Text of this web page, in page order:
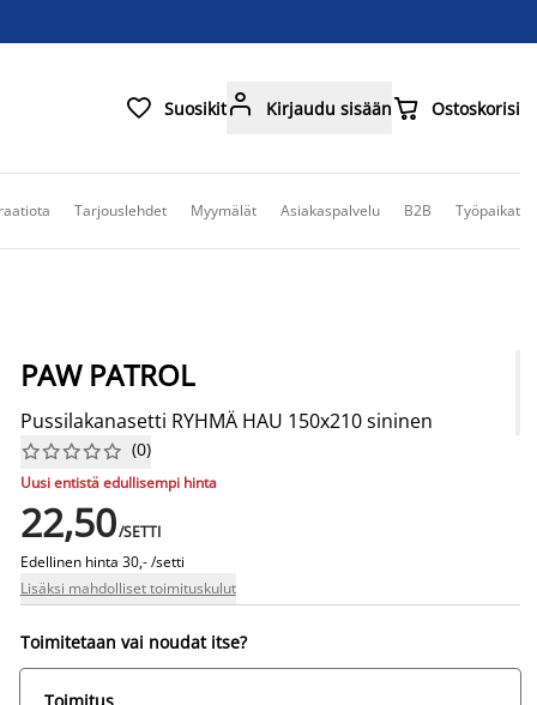
 Suosikit Kirjaudu sisään Ostoskorisi
Tarjouslehdet Myymälät Asiakaspalvelu B2B Työpaikat
PAW PATROL
Pussilakanasetti RYHMÄ HAU 150x210 sininen





 (0)
Uusi entistä edullisempi hinta
22,50/SETTI
Edellinen hinta 30,- /setti
Lisäksi mahdolliset toimituskulut
Toimitetaan vai noudat itse?
Toimitus